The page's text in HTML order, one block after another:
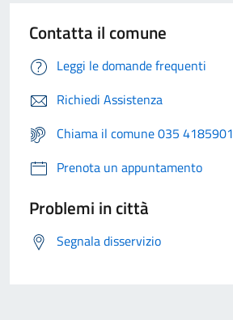
Contatta il comune
Leggi le domande frequenti
Richiedi Assistenza
Chiama il comune 035 4185901
Prenota un appuntamento
Problemi in città
Segnala disservizio